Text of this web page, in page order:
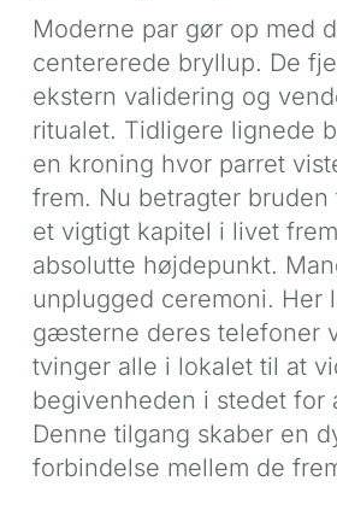
Moderne par gør op med
centererede bryllup. De
ekstern validering og
ritualet. Tidligere lignede
en kroning hvor parret
frem. Nu betragter bruden
et vigtigt kapitel i livet
absolutte højdepunkt.
unplugged ceremoni. Her
gæsterne deres telefoner
tvinger alle i lokalet til at
begivenheden i stedet for
Denne tilgang skaber en
forbindelse mellem de